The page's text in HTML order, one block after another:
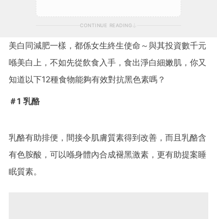
CONTINUE READING
美白同減肥一樣，都係女生終生使命～與其投資數千元
喺美白上，不如先從飲食入手，食出淨白細嫩肌，你又
知道以下12種食物能夠有效對抗黑色素嗎？
＃1 乳酪
乳酪有助排便，間接令肌膚質素得到改善，而且乳酪含
有色胺酸，可以喺身體內合成褪黑激素，更有助提案睡
眠質素。